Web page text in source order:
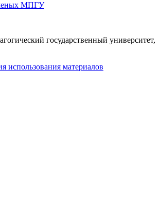
МПГУ
государственный университет,
использования материалов